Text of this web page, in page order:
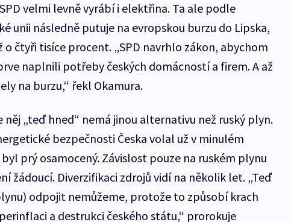
velmi levně vyrábí i elektřina. Ta ale podle
unii následně putuje na evropskou burzu do Lipska,
o čtyři tisíce procent. „SPD navrhlo zákon, abychom
naplnili potřeby českých domácností a firem. A až
na burzu,“ řekl Okamura.
něj „teď hned“ nemá jinou alternativu než ruský plyn.
bezpečnosti Česka volal už v minulém
prý osamocený. Závislost pouze na ruském plynu
žádoucí. Diverzifikaci zdrojů vidí na několik let. „Teď
odpojit nemůžeme, protože to způsobí krach
a destrukci českého státu,“ prorokuje